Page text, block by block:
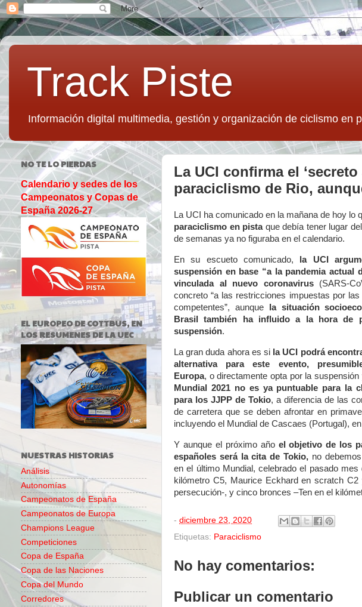
Track Piste
Información digital multimedia, gestión y organización de ciclismo en
La UCI confirma el
paraciclismo de Rio,
La UCI ha comunicado en la mañana de hoy lo
paraciclismo en pistaque debía tener lugar
de semanas ya no figuraba en el calendario.
En su escueto comunicado,
la UCI
suspensión en base “a la pandemia actual
vinculada al nuevo coronavirus(SARS-
concreto “a las restricciones impuestas por las
competentes”, aunque
la situación
Brasil también ha influido a la hora de
suspensión.
La gran duda ahora es si la UCI podrá
alternativa para este evento,
Europa, o directamente opta por la
Mundial 2021 no es ya puntuable para la
para los JJPP de Tokio, a diferencia de las
de carretera que se deben afrontar en
incluyendo el Mundial de Cascaes (Portugal),
Y aunque el próximo año el objetivo de los
españoles será la cita de Tokio,no
en el último Mundial, celebrado el pasado mes
kilómetro C5, Maurice Eckhard en scratch
persecución-, y cinco bronces –Ten en el
- diciembre 23, 2020
Etiquetas: Paraciclismo
No hay comentarios:
Publicar un comentario
NO TE LO PIERDAS
Calendario y sedes de los
Campeonatos y Copas de
España 2026-27
EL EUROPEO DE COTTBUS, EN
LOS RESUMENES DE LA UEC
NUESTRAS HISTORIAS
Análisis
Autonomías
Campeonatos de España
Campeonatos de Europa
Champions League
Competiciones
Copa de España
Copa de las Naciones
Copa del Mundo
Corredores